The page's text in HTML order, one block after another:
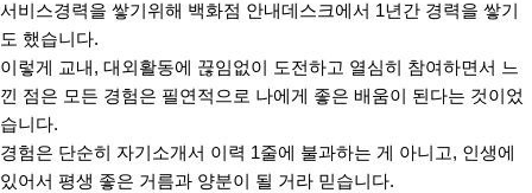
서비스경력을 쌓기위해 백화점 안내데스크에서 1년간 경력을 쌓기
도 했습니다.
이렇게 교내 , 대외활동에 끊임없이 도전하고 열심히 참여하면서 느
낀 점은 모든 경험은 필연적으로 나에게 좋은 배움이 된다는 것이었
습니다.
경험은 단순히 자기소개서 이력 1줄에 불과하는 게 아니고, 인생에
있어서 평생 좋은 거름과 양분이 될 거라 믿습니다.